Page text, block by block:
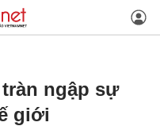
ngập sự
giới